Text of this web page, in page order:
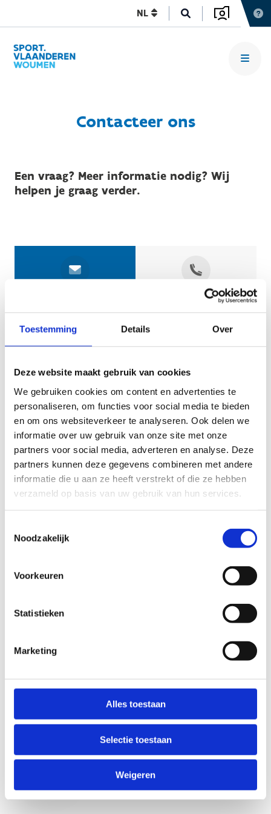
Toestemming Details Over
Deze website maakt gebruik van cookies
We gebruiken cookies om content en advertenties te
personaliseren, om functies voor social media te bieden
en om ons websiteverkeer te analyseren. Ook delen we
informatie over uw gebruik van onze site met onze
partners voor social media, adverteren en analyse. Deze
partners kunnen deze gegevens combineren met andere
informatie die u aan ze heeft verstrekt of die ze hebben
verzameld op basis van uw gebruik van hun services.
Noodzakelijk
Voorkeuren
Statistieken
Marketing
Alles toestaan
Selectie toestaan
Weigeren
NL
Contacteer ons
Een vraag? Meer informatie nodig? Wij
helpen je graag verder.
Geef aan tot welk domein jouw vraag behoort
KIES EEN DOMEIN
Jouw vraag
Anti-Robot Verification
Click to start verification
Verzend